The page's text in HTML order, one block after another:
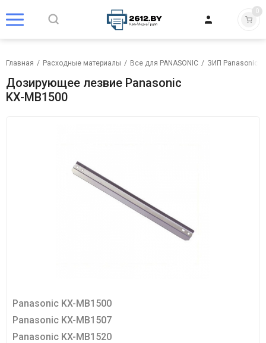
0
Главная / Расходные материалы / Все для PANASONIC / ЗИП Panasonic
Дозирующее лезвие Panasonic
KX-MB1500
Panasonic KX-MB1500
Panasonic KX-MB1507
Panasonic KX-MB1520